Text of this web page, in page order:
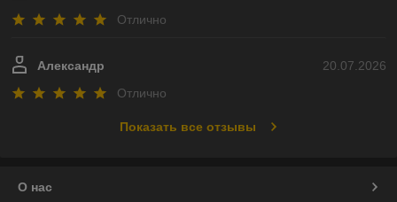
Отлично
20.07.2026
Александр
Отлично
Показать все отзывы
О нас